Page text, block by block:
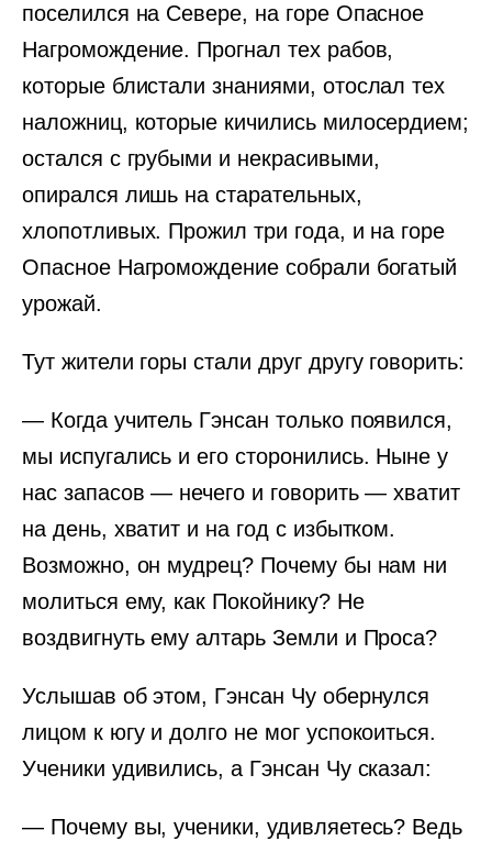
поселился на Севере, на горе Опасное
Нагромождение. Прогнал тех рабов,
которые блистали знаниями, отослал тех
наложниц, которые кичились милосердием;
остался с грубыми и некрасивыми,
опирался лишь на старательных,
хлопотливых. Прожил три года, и на горе
Опасное Нагромождение собрали богатый
урожай.
Тут жители горы стали друг другу говорить:
— Когда учитель Гэнсан только появился,
мы испугались и его сторонились. Ныне у
нас запасов — нечего и говорить — хватит
на день, хватит и на год с избытком.
Возможно, он мудрец? Почему бы нам ни
молиться ему, как Покойнику? Не
воздвигнуть ему алтарь Земли и Проса?
Услышав об этом, Гэнсан Чу обернулся
лицом к югу и долго не мог успокоиться.
Ученики удивились, а Гэнсан Чу сказал:
— Почему вы, ученики, удивляетесь? Ведь